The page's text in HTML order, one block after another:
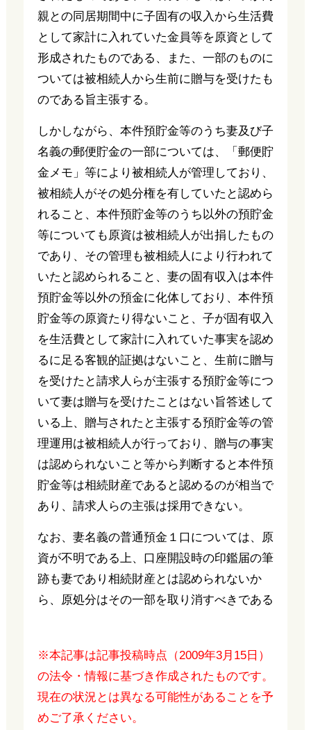
親との同居期間中に子固有の収入から生活費
として家計に入れていた金員等を原資として
形成されたものである、また、一部のものに
ついては被相続人から生前に贈与を受けたも
のである旨主張する。
しかしながら、本件預貯金等のうち妻及び子
名義の郵便貯金の一部については、「郵便貯
金メモ」等により被相続人が管理しており、
被相続人がその処分権を有していたと認めら
れること、本件預貯金等のうち以外の預貯金
等についても原資は被相続人が出捐したもの
であり、その管理も被相続人により行われて
いたと認められること、妻の固有収入は本件
預貯金等以外の預金に化体しており、本件預
貯金等の原資たり得ないこと、子が固有収入
を生活費として家計に入れていた事実を認め
るに足る客観的証拠はないこと、生前に贈与
を受けたと請求人らが主張する預貯金等につ
いて妻は贈与を受けたことはない旨答述して
いる上、贈与されたと主張する預貯金等の管
理運用は被相続人が行っており、贈与の事実
は認められないこと等から判断すると本件預
貯金等は相続財産であると認めるのが相当で
あり、請求人らの主張は採用できない。
なお、妻名義の普通預金１口については、原
資が不明である上、口座開設時の印鑑届の筆
跡も妻であり相続財産とは認められないか
ら、原処分はその一部を取り消すべきである
※本記事は記事投稿時点（2009年3月15日）
の法令・情報に基づき作成されたものです。
現在の状況とは異なる可能性があることを予
めご了承ください。